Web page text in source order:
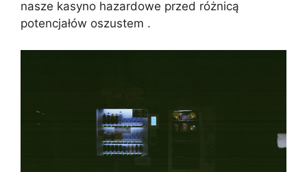
nasze kasyno hazardowe przed różnicą
potencjałów oszustem .